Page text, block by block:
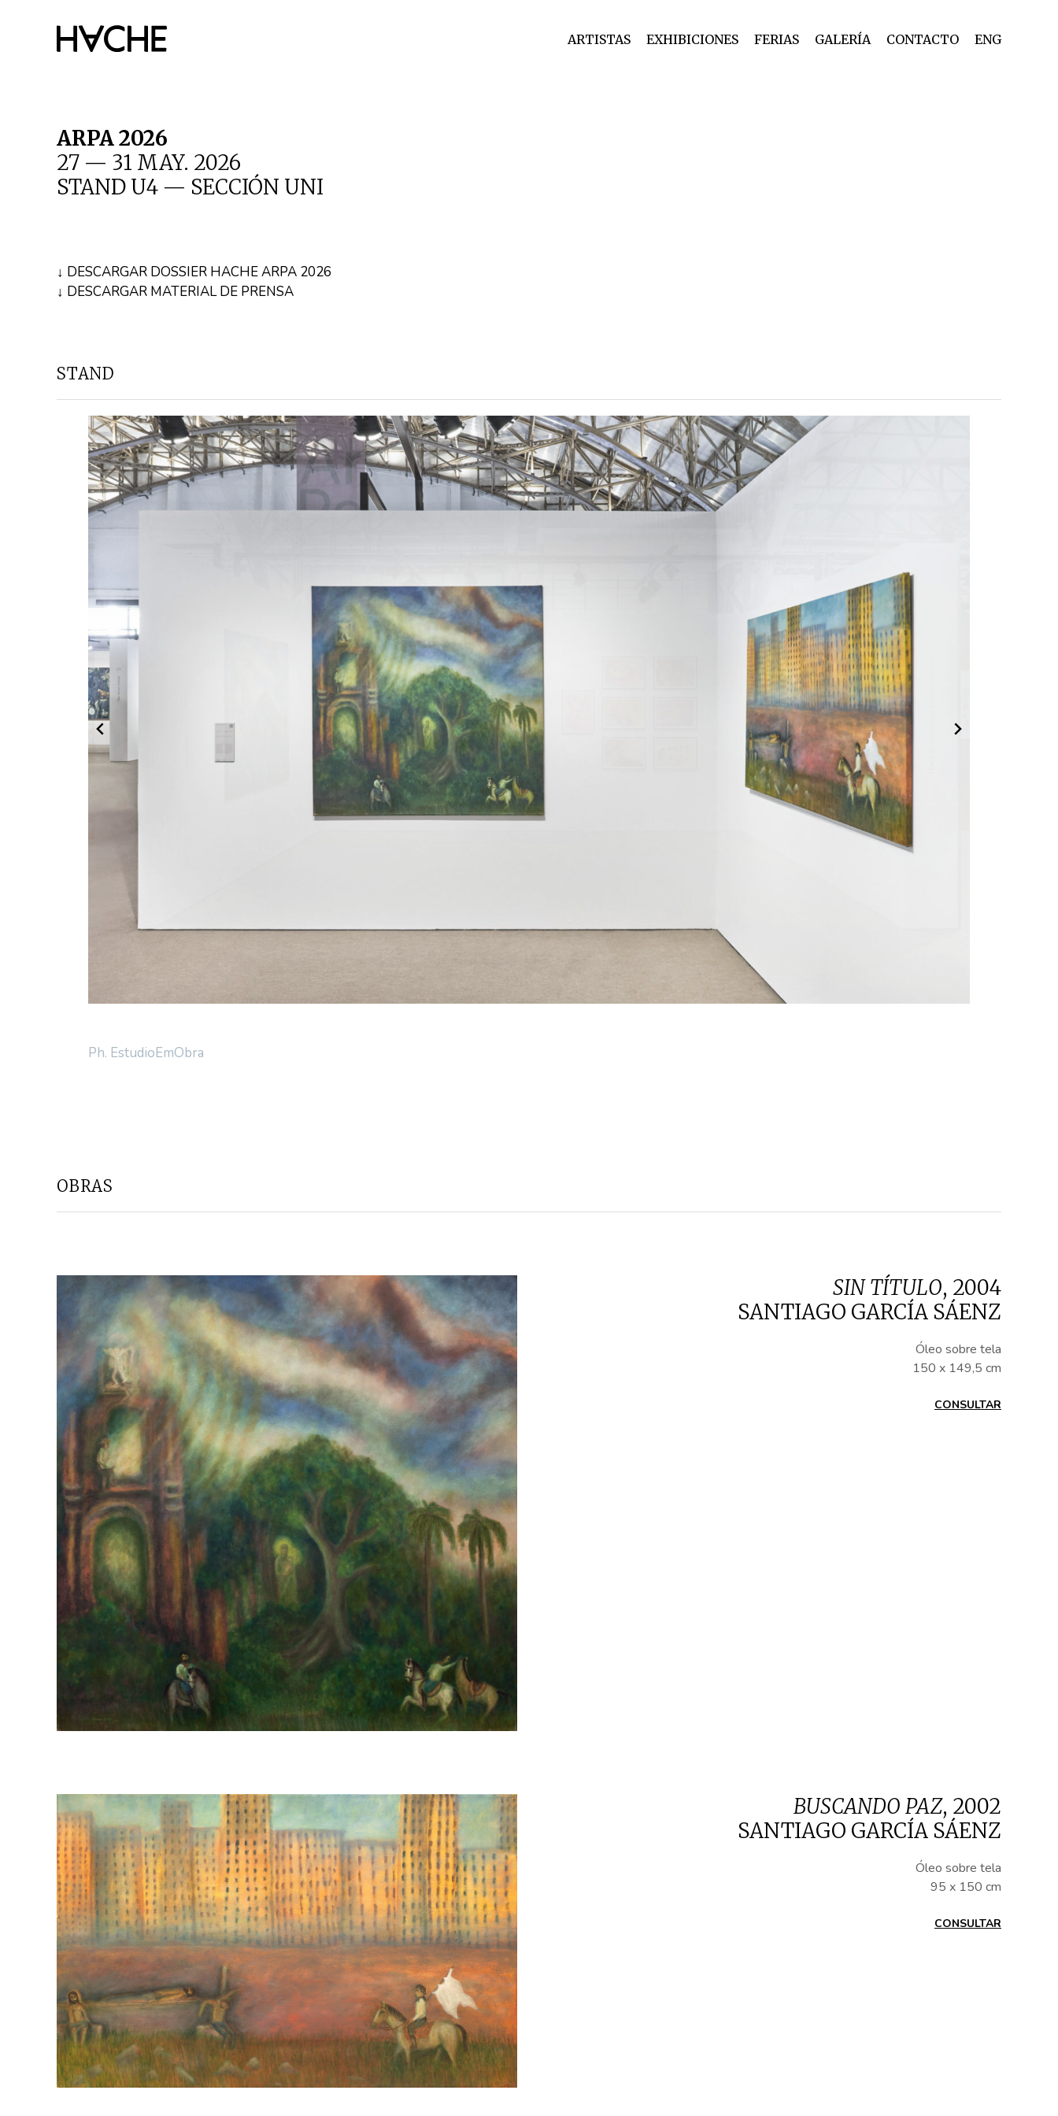
contenido
ARTISTAS EXHIBICIONES FERIAS GALERÍA CONTACTO ENG
ARPA 2026
27 — 31 MAY. 2026
STAND U4 — SECCIÓN UNI
↓ DESCARGAR DOSSIER HACHE ARPA 2026
↓ DESCARGAR MATERIAL DE PRENSA
STAND
Ph. EstudioEmObra
OBRAS
SIN TÍTULO, 2004
SANTIAGO GARCÍA SÁENZ
Óleo sobre tela
150 x 149,5 cm
CONSULTAR
BUSCANDO PAZ, 2002
SANTIAGO GARCÍA SÁENZ
Óleo sobre tela
95 x 150 cm
CONSULTAR